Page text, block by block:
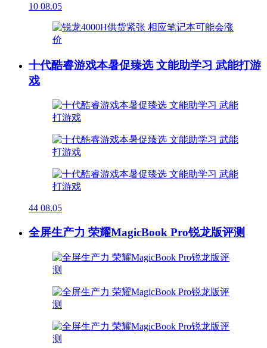
10 08.05
十代酷睿游戏本暑促臻选 文能助学习 武能打游
戏
44 08.05
全屏生产力 荣耀MagicBook Pro锐龙版评测